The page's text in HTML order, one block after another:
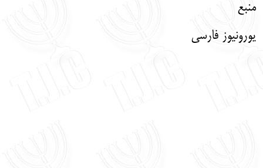
منبع
یورونیوز فارسی